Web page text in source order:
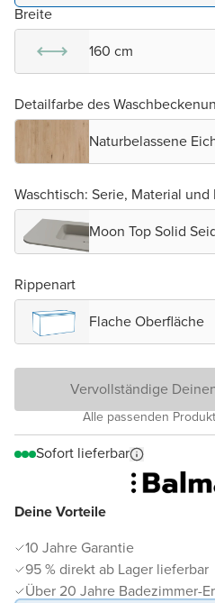
Deine Vorteile
10 Jahre Garantie
95 % direkt ab Lager lieferbar
Über 20 Jahre Badezimmer-
Breite
160 cm
Detailfarbe des
Naturbelassene
Waschtisch: Serie, Material und
Moon Top Solid
Rippenart
Flache Oberfläche
Vervollständige
Alle passenden
Sofort lieferbar